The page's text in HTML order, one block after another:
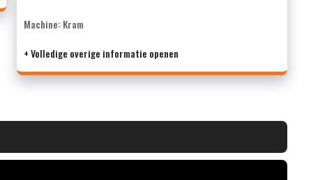
Machine: Kram
+ Volledige overige informatie openen